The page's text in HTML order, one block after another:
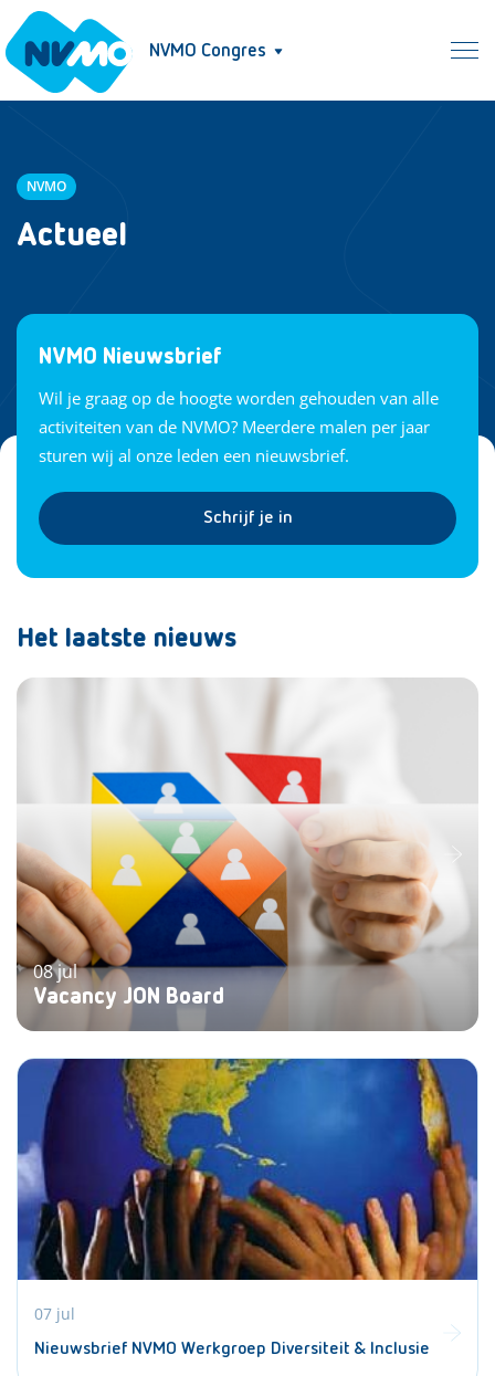
NVMO Congres
NVMO
Actueel
NVMO Nieuwsbrief
Wil je graag op de hoogte worden gehouden van alle
activiteiten van de NVMO? Meerdere malen per jaar
sturen wij al onze leden een nieuwsbrief.
Schrijf je in
Het laatste nieuws
08 jul
Vacancy JON Board
07 jul
Nieuwsbrief NVMO Werkgroep Diversiteit & Inclusie